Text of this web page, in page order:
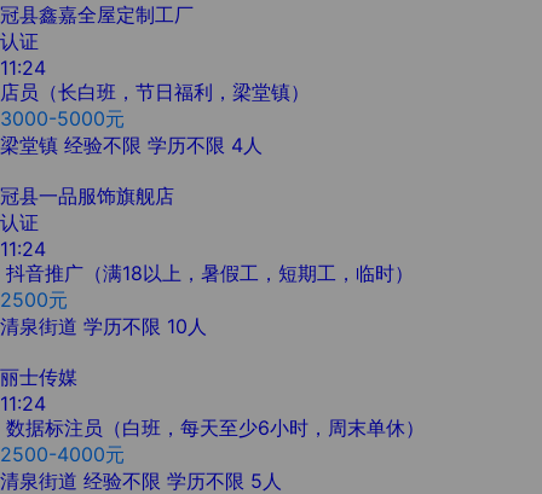
冠县鑫嘉全屋定制工厂
认证
11:24
店员（长白班，节日福利，梁堂镇）
3000-5000元
梁堂镇 经验不限 学历不限 4人
冠县一品服饰旗舰店
认证
11:24
抖音推广（满18以上，暑假工，短期工，临时）
2500元
清泉街道 学历不限 10人
丽士传媒
11:24
数据标注员（白班，每天至少6小时，周末单休）
2500-4000元
清泉街道 经验不限 学历不限 5人